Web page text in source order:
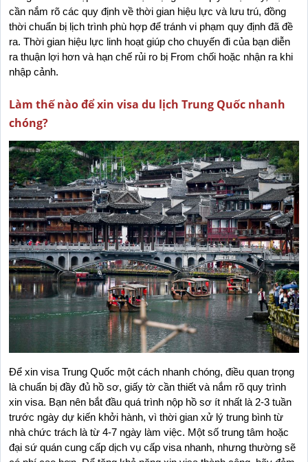
cần nắm rõ các quy định về thời gian hiệu lực và lưu trú, đồng
thời chuẩn bị lịch trình phù hợp để tránh vi phạm quy định đã đề
ra. Thời gian hiệu lực linh hoạt giúp cho chuyến đi của bạn diễn
ra thuận lợi hơn và hạn chế rủi ro bị From chối hoặc nhận ra khi
nhập cảnh.
Làm thế nào để xin visa du lịch Trung Quốc nhanh
chóng?
Để xin visa Trung Quốc một cách nhanh chóng, điều quan trọng
là chuẩn bị đầy đủ hồ sơ, giấy tờ cần thiết và nắm rõ quy trình
xin visa. Bạn nên bắt đầu quá trình nộp hồ sơ ít nhất là 2-3 tuần
trước ngày dự kiến khởi hành, vì thời gian xử lý trung bình từ
nhà chức trách là từ 4-7 ngày làm việc. Một số trung tâm hoặc
đại sứ quán cung cấp dịch vụ cấp visa nhanh, nhưng thường sẽ